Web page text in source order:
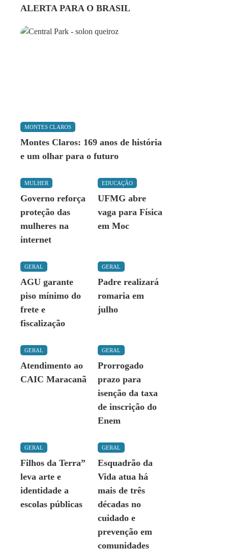
ALERTA PARA O BRASIL
MONTES CLAROS
Montes Claros: 169 anos de história
e um olhar para o futuro
MULHER
Governo reforça
proteção das
mulheres na
internet
EDUCAÇÃO
UFMG abre
vaga para Física
em Moc
GERAL
AGU garante
piso mínimo do
frete e
fiscalização
GERAL
Padre realizará
romaria em
julho
GERAL
Atendimento ao
CAIC Maracanã
GERAL
Prorrogado
prazo para
isenção da taxa
de inscrição do
Enem
GERAL
Filhos da Terra”
leva arte e
identidade a
escolas públicas
GERAL
Esquadrão da
Vida atua há
mais de três
décadas no
cuidado e
prevenção em
comunidades